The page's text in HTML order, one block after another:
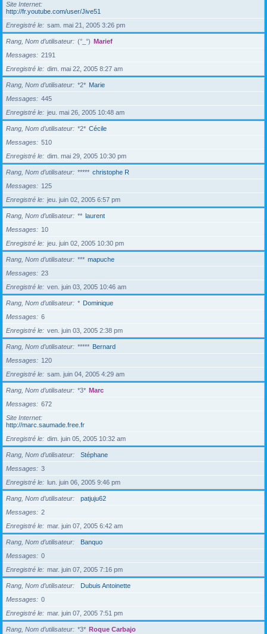
Site Internet
http://fr.youtube.com/user/Jive51
Enregistré le
sam. mai 21, 2005 3:26 pm
Rang, Nom d’utilisateur (°_°) Marief
Messages
2191
Enregistré le
dim. mai 22, 2005 8:27 am
Rang, Nom d’utilisateur *2* Marie
Messages
445
Enregistré le
jeu. mai 26, 2005 10:48 am
Rang, Nom d’utilisateur *2* Cécile
Messages
510
Enregistré le
dim. mai 29, 2005 10:30 pm
Rang, Nom d’utilisateur ***** christophe R
Messages
125
Enregistré le
jeu. juin 02, 2005 6:57 pm
Rang, Nom d’utilisateur ** laurent
Messages
10
Enregistré le
jeu. juin 02, 2005 10:30 pm
Rang, Nom d’utilisateur *** mapuche
Messages
23
Enregistré le
ven. juin 03, 2005 10:46 am
Rang, Nom d’utilisateur * Dominique
Messages
6
Enregistré le
ven. juin 03, 2005 2:38 pm
Rang, Nom d’utilisateur ***** Bernard
Messages
120
Enregistré le
sam. juin 04, 2005 4:29 am
Rang, Nom d’utilisateur *3* Marc
Messages
672
Site Internet
http://marc.saumade.free.fr
Enregistré le
dim. juin 05, 2005 10:32 am
Rang, Nom d’utilisateur
Stéphane
Messages
3
Enregistré le
lun. juin 06, 2005 9:46 pm
Rang, Nom d’utilisateur
patjuju62
Messages
2
Enregistré le
mar. juin 07, 2005 6:42 am
Rang, Nom d’utilisateur
Banquo
Messages
0
Enregistré le
mar. juin 07, 2005 7:16 pm
Rang, Nom d’utilisateur
Dubuis Antoinette
Messages
0
Enregistré le
mar. juin 07, 2005 7:51 pm
Rang, Nom d’utilisateur *3* Roque Carbajo